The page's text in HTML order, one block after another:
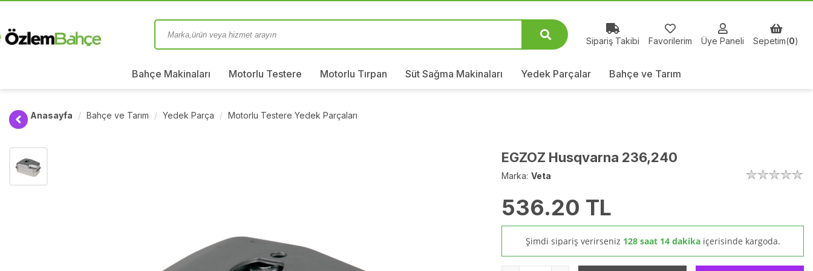
Sipariş Takibi Favorilerim Üye Paneli Sepetim(0)
Bahçe Makinaları Motorlu Testere Motorlu Tırpan Süt Sağma Makinaları Yedek Parçalar Bahçe ve Tarım
Anasayfa Bahçe ve Tarım Yedek Parça Motorlu Testere Yedek Parçaları
EGZOZ Husqvarna 236,240
Marka: Veta
536.20 TL
Şimdi sipariş verirseniz 128 saat 14 dakika içerisinde kargoda.